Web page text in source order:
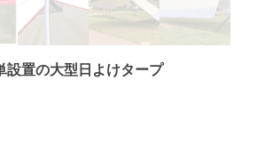
設置の大型日よけタープ